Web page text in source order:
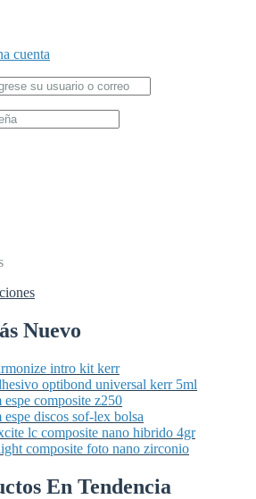
cuenta
Nuevo
intro kit kerr
optibond universal kerr 5ml
espe composite z250
espe discos sof-lex bolsa
lc composite nano hibrido 4gr
composite foto nano zirconio
En Tendencia